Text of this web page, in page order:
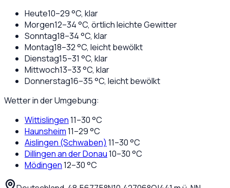
Heute10–29°C, klar
Morgen12–34°C, örtlich leichte Gewitter
Sonntag18–34°C, klar
Montag18–32°C, leicht bewölkt
Dienstag15–31 °C, klar
Mittwoch13–33°C, klar
Donnerstag16–35°C, leicht bewölkt
Wetter in der Umgebung:
Wittislingen11–30°C
Haunsheim11–29°C
Aislingen (Schwaben) 11–30°C
Dillingen an der Donau10–30°C
Mödingen12–30°C